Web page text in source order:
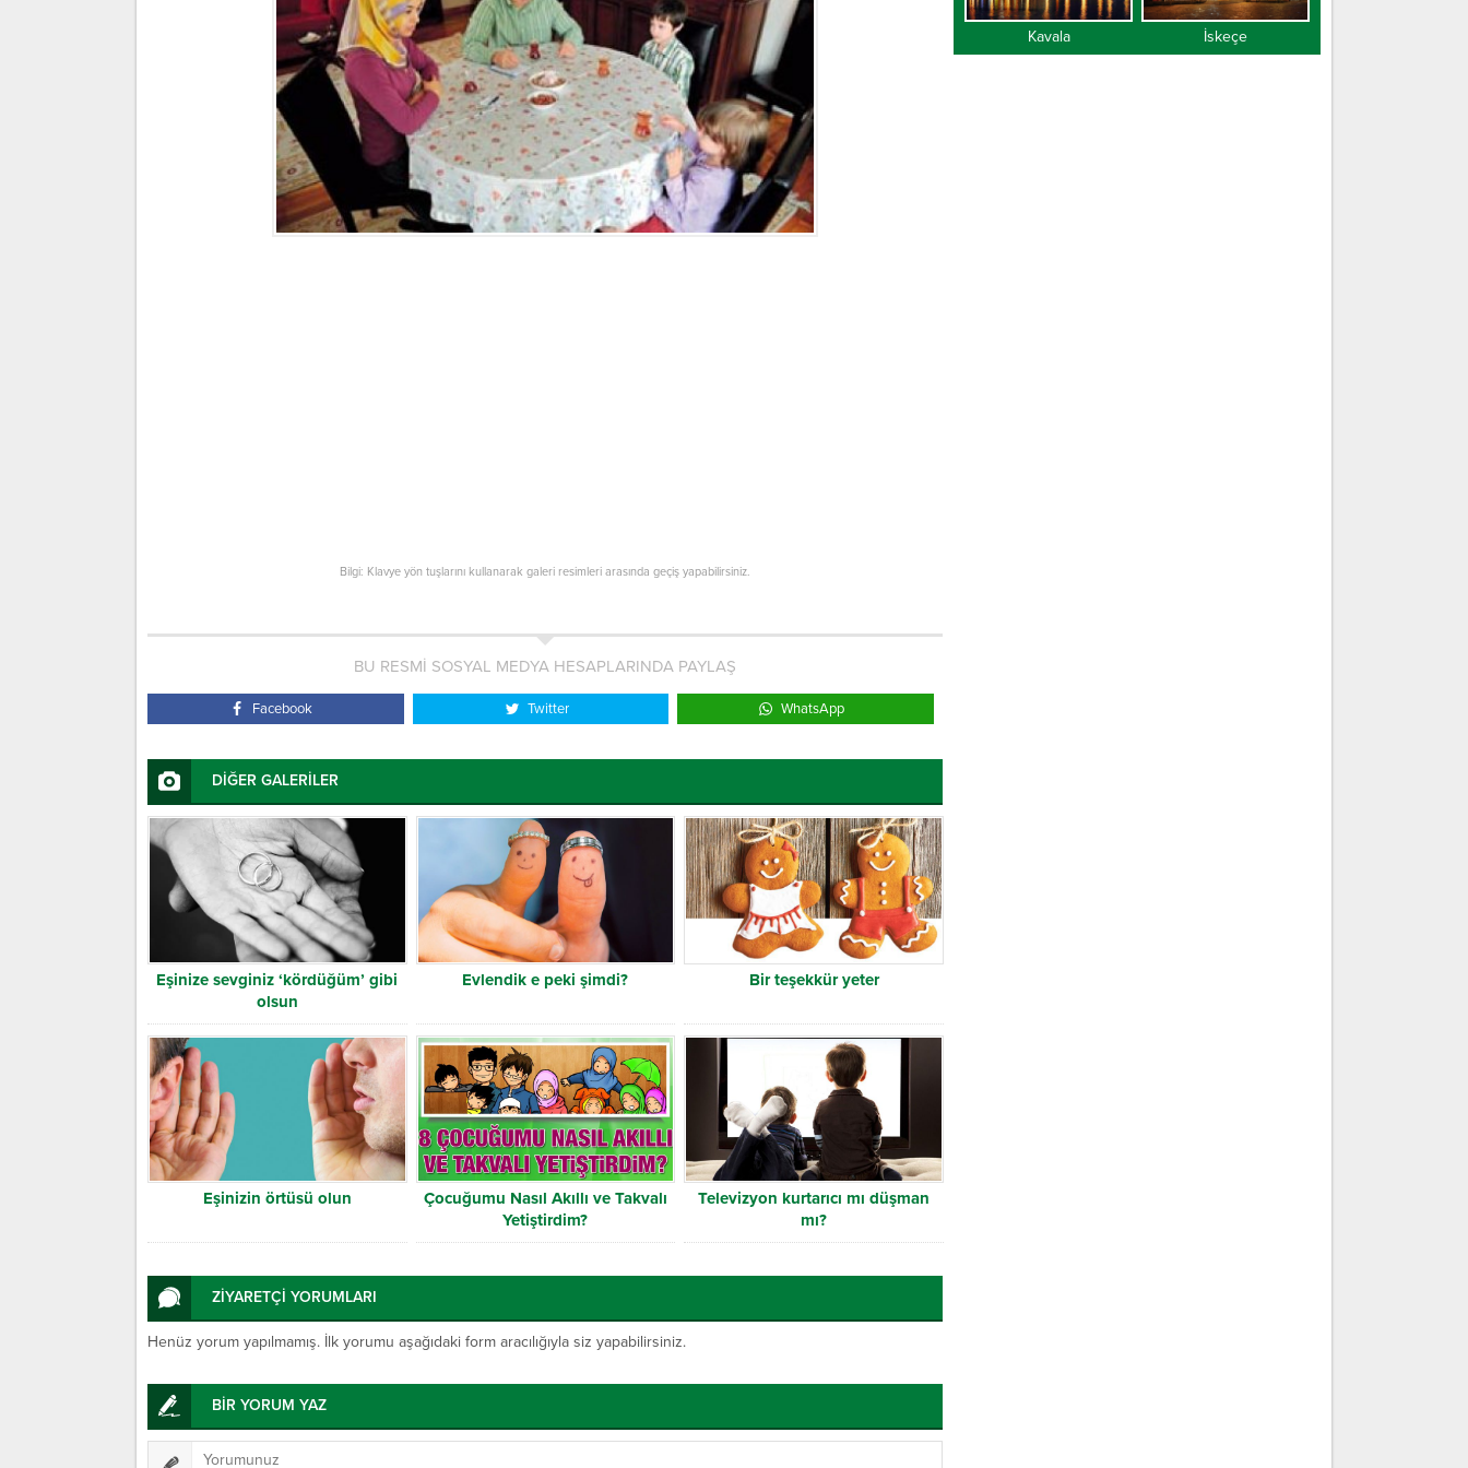
Bilgi: Klavye yön tuşlarını kullanarak galeri resimleri arasında geçiş yapabilirsiniz.
BU RESMİ SOSYAL MEDYA HESAPLARINDA PAYLAŞ
Facebook Twitter WhatsApp
DİĞER GALERİLER
Eşinize sevginiz ‘kördüğüm’ gibi
olsun
Evlendik e peki şimdi? Bir teşekkür yeter
Eşinizin örtüsü olun
Çocuğumu Nasıl Akıllı ve Takvalı
Yetiştirdim?
Televizyon kurtarıcı mı düşman
mı?
ZİYARETÇİ YORUMLARI
Henüz yorum yapılmamış. İlk yorumu aşağıdaki form aracılığıyla siz yapabilirsiniz.
BİR YORUM YAZ
Kavala İskeçe